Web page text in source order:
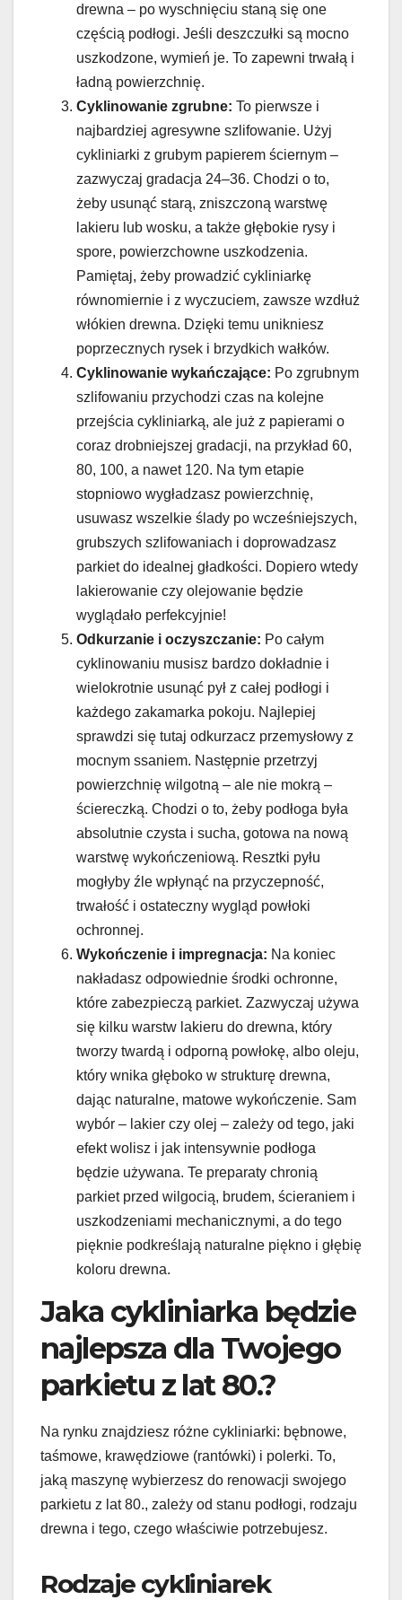
drewna – po wyschnięciu staną się one
częścią podłogi. Jeśli deszczułki są mocno
uszkodzone, wymień je. To zapewni trwałą i
ładną powierzchnię.
Cyklinowanie zgrubne: To pierwsze i
najbardziej agresywne szlifowanie. Użyj
cykliniarki z grubym papierem ściernym –
zazwyczaj gradacja 24–36. Chodzi o to,
żeby usunąć starą, zniszczoną warstwę
lakieru lub wosku, a także głębokie rysy i
spore, powierzchowne uszkodzenia.
Pamiętaj, żeby prowadzić cykliniarkę
równomiernie i z wyczuciem, zawsze wzdłuż
włókien drewna. Dzięki temu unikniesz
poprzecznych rysek i brzydkich wałków.
Cyklinowanie wykańczające: Po zgrubnym
szlifowaniu przychodzi czas na kolejne
przejścia cykliniarką, ale już z papierami o
coraz drobniejszej gradacji, na przykład 60,
80, 100, a nawet 120. Na tym etapie
stopniowo wygładzasz powierzchnię,
usuwasz wszelkie ślady po wcześniejszych,
grubszych szlifowaniach i doprowadzasz
parkiet do idealnej gładkości. Dopiero wtedy
lakierowanie czy olejowanie będzie
wyglądało perfekcyjnie!
Odkurzanie i oczyszczanie: Po całym
cyklinowaniu musisz bardzo dokładnie i
wielokrotnie usunąć pył z całej podłogi i
każdego zakamarka pokoju. Najlepiej
sprawdzi się tutaj odkurzacz przemysłowy z
mocnym ssaniem. Następnie przetrzyj
powierzchnię wilgotną – ale nie mokrą –
ściereczką. Chodzi o to, żeby podłoga była
absolutnie czysta i sucha, gotowa na nową
warstwę wykończeniową. Resztki pyłu
mogłyby źle wpłynąć na przyczepność,
trwałość i ostateczny wygląd powłoki
ochronnej.
Wykończenie i impregnacja: Na koniec
nakładasz odpowiednie środki ochronne,
które zabezpieczą parkiet. Zazwyczaj używa
się kilku warstw lakieru do drewna, który
tworzy twardą i odporną powłokę, albo oleju,
który wnika głęboko w strukturę drewna,
dając naturalne, matowe wykończenie. Sam
wybór – lakier czy olej – zależy od tego, jaki
efekt wolisz i jak intensywnie podłoga
będzie używana. Te preparaty chronią
parkiet przed wilgocią, brudem, ścieraniem i
uszkodzeniami mechanicznymi, a do tego
pięknie podkreślają naturalne piękno i głębię
koloru drewna.
Jaka cykliniarka będzie
najlepsza dla Twojego
parkietu z lat 80.?
Na rynku znajdziesz różne cykliniarki: bębnowe,
taśmowe, krawędziowe (rantówki) i polerki. To,
jaką maszynę wybierzesz do renowacji swojego
parkietu z lat 80., zależy od stanu podłogi, rodzaju
drewna i tego, czego właściwie potrzebujesz.
Rodzaje cykliniarek